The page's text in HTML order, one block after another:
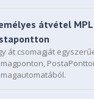
átvétel
át csomagját